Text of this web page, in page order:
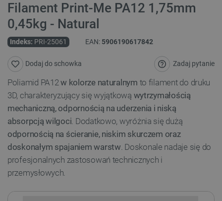
Filament Print-Me PA12 1,75mm
0,45kg - Natural
Indeks: PRI-25061 EAN: 5906190617842
Zadaj pytanie
Dodaj do schowka
Poliamid PA12w kolorze naturalnym to filament do druku
3D, charakteryzujący się wyjątkową wytrzymałością
mechaniczną, odpornością na uderzenia i niską
absorpcją wilgoci. Dodatkowo, wyróżnia się dużą
odpornością na ścieranie, niskim skurczem oraz
doskonałym spajaniem warstw. Doskonale nadaje się do
profesjonalnych zastosowań technicznych i
przemysłowych.